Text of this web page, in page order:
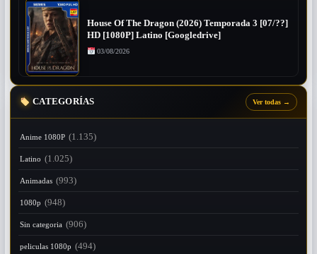
House Of The Dragon (2026) Temporada 3 [07/??]
HD [1080P] Latino [Googledrive]
03/08/2026
CATEGORÍAS Ver todas →
Anime 1080P (1.135)
Latino (1.025)
Animadas (993)
1080p (948)
Sin categoria (906)
peliculas 1080p (494)